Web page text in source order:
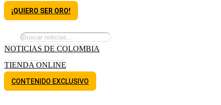
¡QUIERO SER ORO!
NOTICIAS DE COLOMBIA
TIENDA ONLINE
CONTENIDO EXCLUSIVO